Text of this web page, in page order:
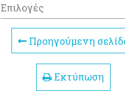
Επιλογές
Προηγούμενη
Εκτύπωση